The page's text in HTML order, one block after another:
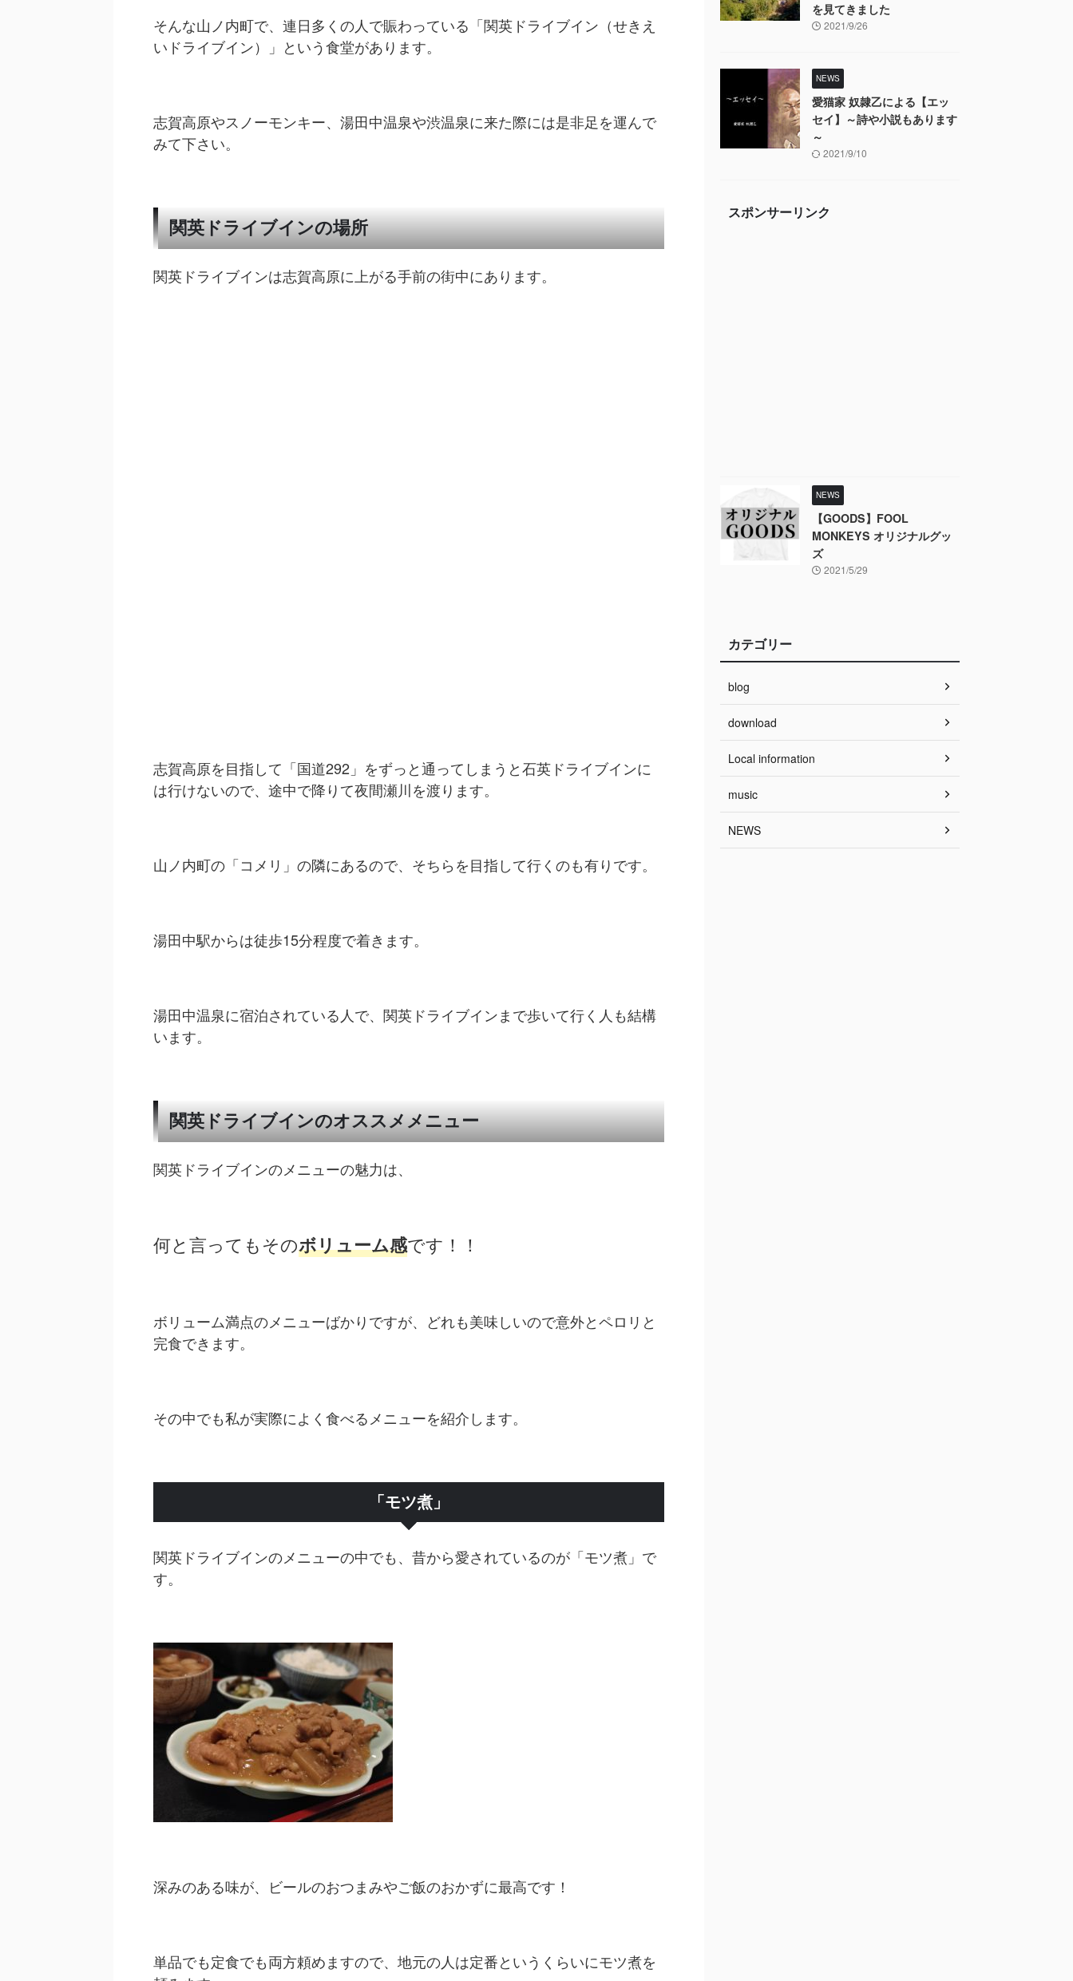
そんな山ノ内町で、連日多くの人で賑わっている「関英ドライブイン（せきえ
いドライブイン）」という食堂があります。
志賀高原やスノーモンキー、湯田中温泉や渋温泉に来た際には是非足を運んで
みて下さい。
関英ドライブインの場所
関英ドライブインは志賀高原に上がる手前の街中にあります。
志賀高原を目指して「国道292」をずっと通ってしまうと石英ドライブインに
は行けないので、途中で降りて夜間瀬川を渡ります。
山ノ内町の「コメリ」の隣にあるので、そちらを目指して行くのも有りです。
湯田中駅からは徒歩15分程度で着きます。
湯田中温泉に宿泊されている人で、関英ドライブインまで歩いて行く人も結構
います。
関英ドライブインのオススメメニュー
関英ドライブインのメニューの魅力は、
何と言ってもそのボリューム感です！！
ボリューム満点のメニューばかりですが、どれも美味しいので意外とペロリと
完食できます。
その中でも私が実際によく食べるメニューを紹介します。
「モツ煮」
関英ドライブインのメニューの中でも、昔から愛されているのが「モツ煮」で
す。
深みのある味が、ビールのおつまみやご飯のおかずに最高です！
単品でも定食でも両方頼めますので、地元の人は定番というくらいにモツ煮を
を見てきました
2021/9/26
NEWS
愛猫家 奴隷乙による【エッ
セイ】～詩や小説もあります
～
2021/9/10
スポンサーリンク
NEWS
【GOODS】FOOL
MONKEYS オリジナルグッ
ズ
2021/5/29
カテゴリー
blog
download
Local information
music
NEWS